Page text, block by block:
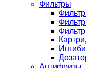
Фильтры